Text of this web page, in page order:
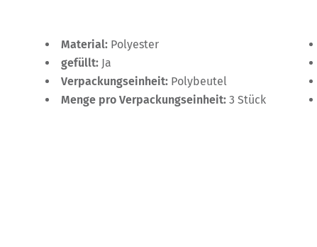
Material: Polyester
gefüllt: Ja
Verpackungseinheit: Polybeutel
Menge pro Verpackungseinheit: 3 Stück